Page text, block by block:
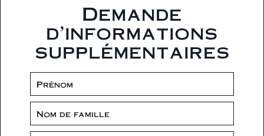
Demande
d'informations
supplémentaires